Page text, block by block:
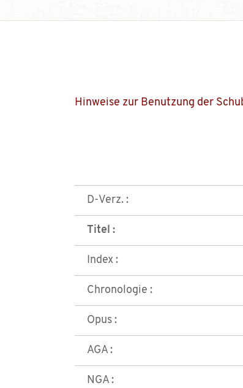
Hinweise zur Benutzung der
D-Verz. :
Titel :
Index :
Chronologie :
Opus :
AGA :
NGA :